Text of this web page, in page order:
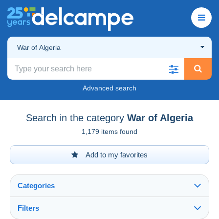
War of Algeria
Advanced search
Search in the category War of Algeria
1,179 items found
Add to my favorites
Categories
Filters